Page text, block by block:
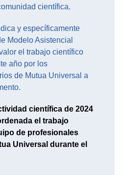
científica.
y específicamente
Modelo Asistencial
el trabajo científico
año por los
de Mutua Universal a
científica de 2024
el trabajo
de profesionales
Universal durante el